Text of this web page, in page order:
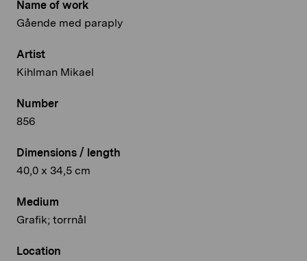
Name of work
Gående med paraply
Artist
Kihlman Mikael
Number
856
Dimensions / length
40,0 x 34,5 cm
Medium
Grafik; torrnål
Location